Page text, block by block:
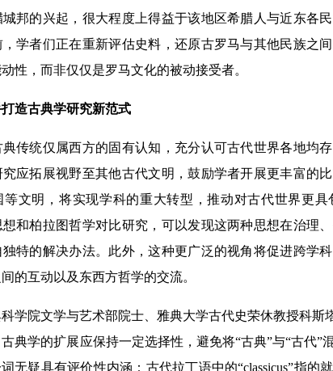
邦的兴起，很大程度上得益于该地区希腊人与近东各
学者们正在重新评估史料，还原古罗马与其他民族之
性，而非仅仅是罗马文化的被动接受者。
造古典学研究新范式
统仅属西方的固有认知，充分认可古代世界各地均存
应拓展视野至其他古代文明，鼓励学者开展更丰富的
等文明，将实现学科的重大转型，推动对古代世界更
和柏拉图哲学对比研究，可以发现这两种思想在治理
特的解决办法。此外，这种更广泛的视角将促进跨学
的互动以及东西方哲学的交流。
院文学与艺术部院士、雅典大学古代史荣休教授科斯塔
典学的扩展应保持一定选择性，避免将“古典”与“古代”
无疑具有评价性内涵：古代拉丁语中的“classicus”指的